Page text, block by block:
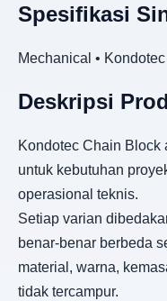
Spesifikasi
Mechanical •
Deskripsi
Kondotec Chain
untuk kebutuhan
operasional teknis.
Setiap varian
benar-benar berbeda
material, warna,
tidak tercampur.